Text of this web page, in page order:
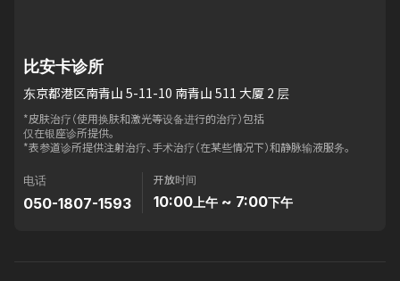
比安卡诊所
东京都港区南青山 5-11-10 南青山 511 大厦 2 层
*皮肤治疗（使用换肤和激光等设备进行的治疗）包括
仅在银座诊所提供。
*表参道诊所提供注射治疗、手术治疗（在某些情况下）和静脉输液服务。
电话
050-1807-1593
开放时间
10:00 上午 ~ 7:00下午